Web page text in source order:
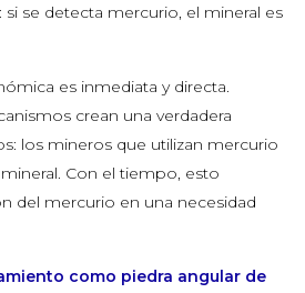
si se detecta mercurio, el mineral es
es inmediata y directa.
crean una verdadera
los mineros que utilizan mercurio
Con el tiempo, esto
del mercurio en una necesidad
como piedra angular de